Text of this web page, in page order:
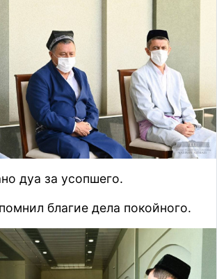
дуа за усопшего.
благие дела покойного.